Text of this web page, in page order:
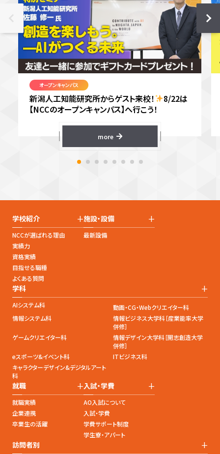
オープンキャンパス
新潟人工知能研究所からゲスト来校！
8/22は
【NCCのオープンキャンパス】へ行こう！
more
学校紹介 +
NCCが選ばれる理由
実績力
資格実績
目指せる職種
よくある質問
施設・設備 +
最新設備
学科 +
AIシステム科
動画・CG・Webクリエイター科
情報システム科
情報ビジネス大学科［産業能率大学
併修］
ゲームクリエイター科
情報デザイン大学科［開志創造大学
併修］
eスポーツ&イベント科
ITビジネス科
キャラクターデザイン&デジタルアート
科
就職 +
就職実績
企業連携
卒業生の活躍
入試・学費 +
AO入試について
入試・学費
学費サポート制度
学生寮・アパート
訪問者別 +